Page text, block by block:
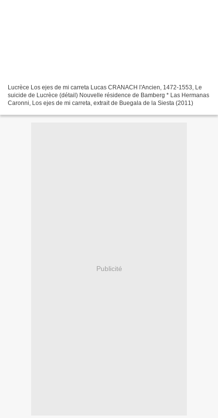
Lucrèce Los ejes de mi carreta Lucas CRANACH l'Ancien, 1472-1553, Le
suicide de Lucrèce (détail) Nouvelle résidence de Bamberg * Las Hermanas
Caronni, Los ejes de mi carreta, extrait de Buegala de la Siesta (2011)
Publicité